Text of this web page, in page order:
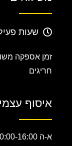
שעות פעילות
זמן אספקה משוער עד 7
חריגים
איסוף עצמי